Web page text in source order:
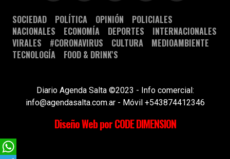
SOCIEDAD POLÍTICA OPINIÓN
POLICIALES
NACIONALES
ECONOMÍA DEPORTES
INTERNACIONALES
VIRALES
#CORONAVIRUS CULTURA
MEDIOAMBIENTE
TECNOLOGÍA
FOOD & DRINK'S
Diario Agenda Salta ©2023 - Info comercial:
info@agendasalta.com.ar - Móvil +543874412346
Diseño Web por CODE DIMENSION